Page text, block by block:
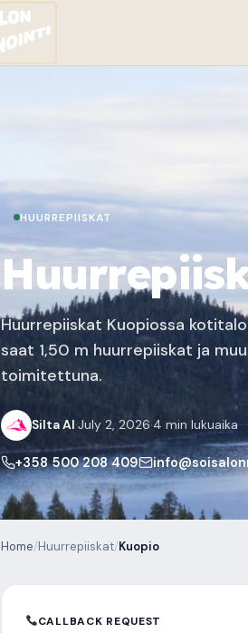
HUURREPIISKAT
Huurrepiiskat Kuopiossa
saat 1,50 m huurrepiiskat ja
toimitettuna.
Silta AI·July 2, 2026·4 min lukuaika
+358 500 208 409
Home/Huurrepiiskat/Kuopio
CALLBACK REQUEST